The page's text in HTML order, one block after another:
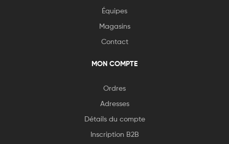
Équipes
Magasins
Contact
MON COMPTE
Ordres
Adresses
Détails du compte
Inscription B2B